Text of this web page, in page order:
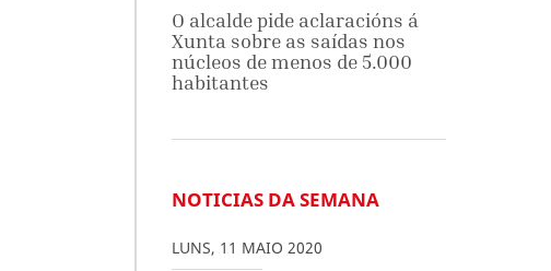
O alcalde pide aclaracións á
Xunta sobre as saídas nos
núcleos de menos de 5.000
habitantes
NOTICIAS DA SEMANA
LUNS, 11 MAIO 2020